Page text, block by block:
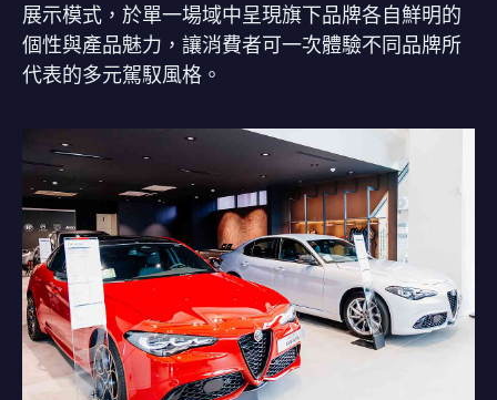
展示模式，於單一場域中呈現旗下品牌各自鮮明的
個性與產品魅力，讓消費者可一次體驗不同品牌所
代表的多元駕馭風格。